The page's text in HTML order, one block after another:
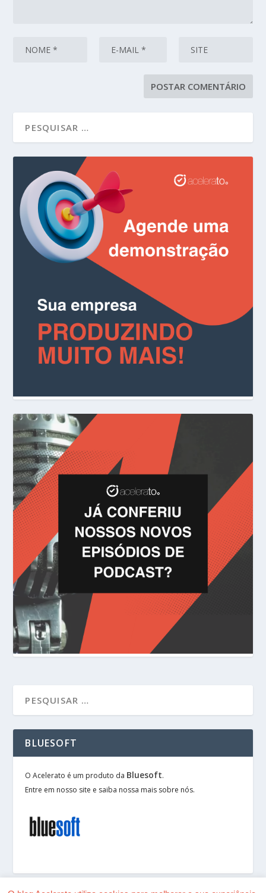
BLUESOFT
O Acelerato é um produto da Bluesoft.
Entre em nosso site e saiba nossa mais sobre nós.